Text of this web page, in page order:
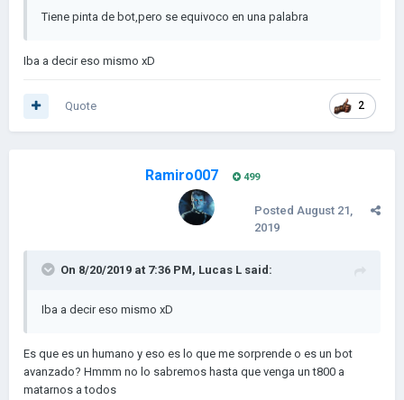
Tiene pinta de bot,pero se equivoco en una palabra
Iba a decir eso mismo xD
2
Quote
Ramiro007 499
Posted August 21,
2019
On 8/20/2019 at 7:36 PM, Lucas L said:
Iba a decir eso mismo xD
Es que es un humano y eso es lo que me sorprende o es un bot
avanzado? Hmmm no lo sabremos hasta que venga un t800 a
matarnos a todos